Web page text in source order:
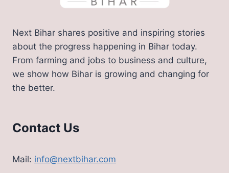
ऐसे
बनाए
पंचामृत,
देखे
रेसिपी
Next Bihar shares positive and inspiring stories
about the progress happening in Bihar today.
From farming and jobs to business and culture,
we show how Bihar is growing and changing for
the better.
Contact Us
Mail: info@nextbihar.com